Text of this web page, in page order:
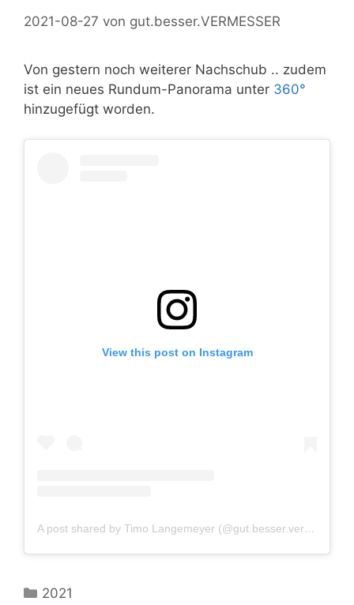
2021-08-27 von gut.besser.VERMESSER
Von gestern noch weiterer Nachschub .. zudem
ist ein neues Rundum-Panorama unter 360°
hinzugefügt worden.
View this post on Instagram
A post shared by Timo Langemeyer (@gut.besser.vermesser)
Kategorien
2021